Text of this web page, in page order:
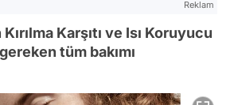
Reklam
Karşıtı ve Isı Koruyucu
tüm bakımı